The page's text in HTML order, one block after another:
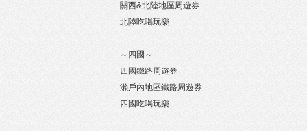
關西&北陸地區周遊券
北陸吃喝玩樂
～四國～
四國鐵路周遊券
瀨戶內地區鐵路周遊券
四國吃喝玩樂